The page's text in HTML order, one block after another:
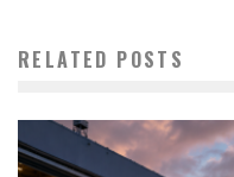
RELATED POSTS